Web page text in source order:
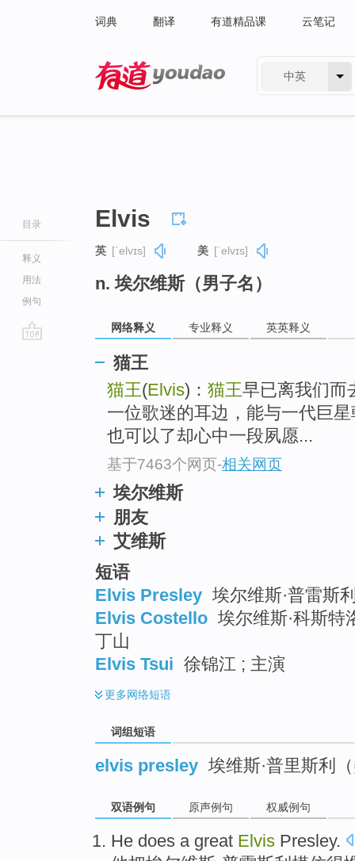
词典 翻译 有道精品课 云笔记
中英
目录
释义
用法
例句
Elvis
英 [ˈelvɪs] 美 [ˈelvɪs]
n. 埃尔维斯（男子名）
网络释义 专业释义 英英释义
猫王
猫王(Elvis)： 猫王早已离我们而
一位歌迷的耳边，能与一代巨
也可以了却心中一段夙愿...
基于7463个网页-相关网页
埃尔维斯
朋友
艾维斯
短语
Elvis Presley 埃尔维斯·普雷斯
Elvis Costello 埃尔维斯·科斯特
丁山
Elvis Tsui 徐锦江 ; 主演
更多网络短语
词组短语
elvis presley 埃维斯·普里斯利
双语例句 原声例句 权威例句
He does a great Elvis Presley.